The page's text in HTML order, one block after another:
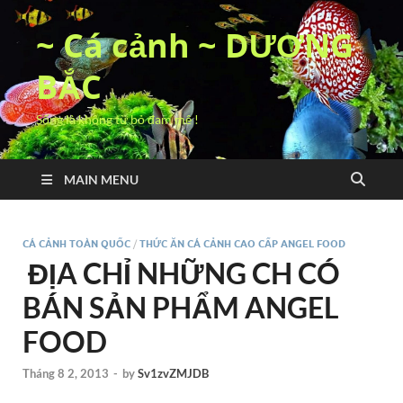
~ Cá cảnh ~ DƯƠNG
BẮC
Sống là không từ bỏ đam mê !
MAIN MENU
CÁ CẢNH TOÀN QUỐC / THỨC ĂN CÁ CẢNH CAO CẤP ANGEL FOOD
ĐỊA CHỈ NHỮNG CH CÓ
BÁN SẢN PHẨM ANGEL
FOOD
Tháng 8 2, 2013 - bySv1zvZMJDB